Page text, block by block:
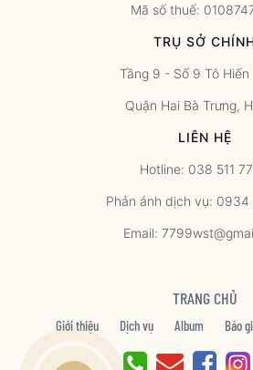
Mã số thuế:
TRỤ SỞ
Tầng 9 - Số 9 Tô Hiến
Quận Hai Bà Trưng,
LIÊN HỆ
Hotline: 038 511
Phản ánh dịch vụ:
Email:
TRANG CHỦ
Giới thiệu Dịch vụ Album Báo